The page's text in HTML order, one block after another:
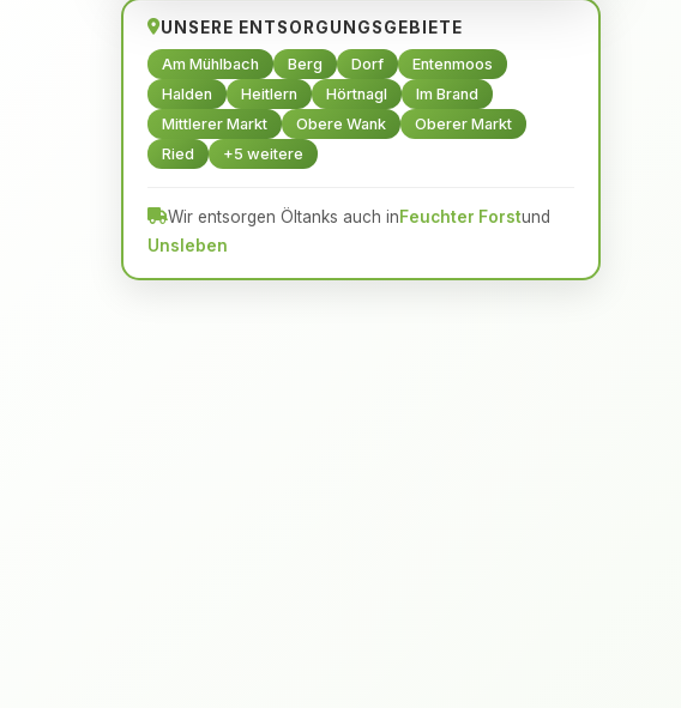
UNSERE ENTSORGUNGSGEBIETE
Am Mühlbach Berg Dorf
Entenmoos
Halden
Heitlern Hörtnagl
Im Brand
Mittlerer Markt
Obere Wank
Oberer Markt
Ried
+5 weitere
Wir entsorgen Öltanks auch inFeuchter Forstund
Unsleben